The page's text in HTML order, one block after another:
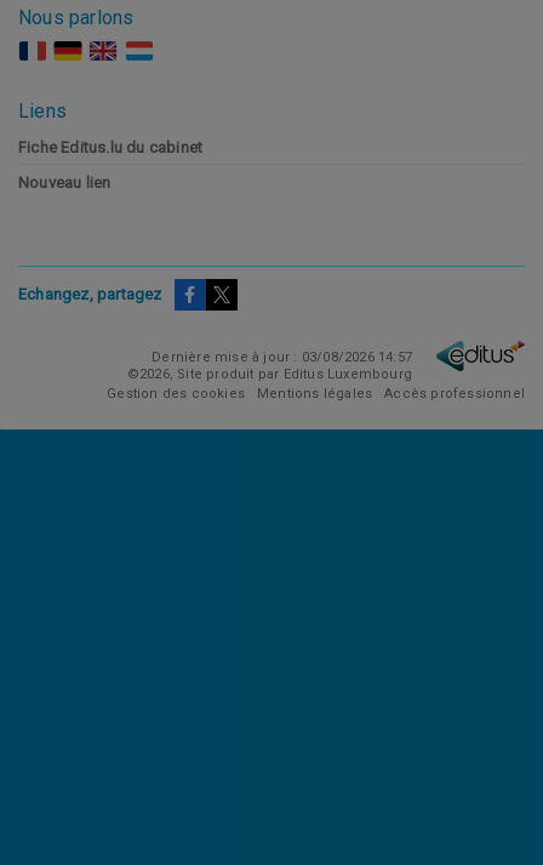
Nous parlons
Liens
Fiche Editus.lu du cabinet
Nouveau lien
Echangez, partagez
Dernière mise à jour : 03/08/2026 14:57
©2026, Site produit par Editus Luxembourg
Accès professionnel
Mentions légales
Gestion des cookies